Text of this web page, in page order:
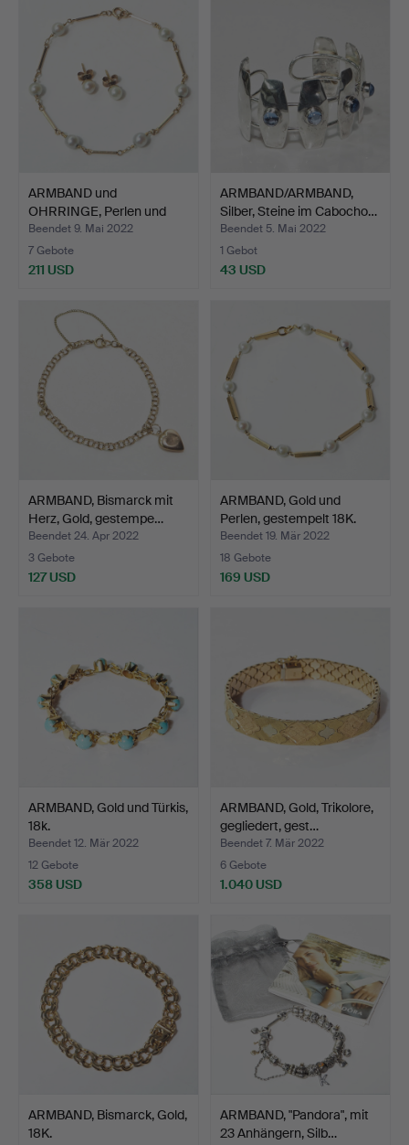
ARMBAND und
OHRRINGE, Perlen und
Gold, ges…
Beendet 9. Mai 2022
7 Gebote
211 USD
ARMBAND/ARMBAND,
Silber, Steine im Cabocho…
Beendet 5. Mai 2022
1 Gebot
43 USD
ARMBAND, Bismarck mit
Herz, Gold, gestempe…
Beendet 24. Apr 2022
3 Gebote
127 USD
ARMBAND, Gold und
Perlen, gestempelt 18K.
Beendet 19. Mär 2022
18 Gebote
169 USD
ARMBAND, Gold und Türkis,
18k.
Beendet 12. Mär 2022
12 Gebote
358 USD
ARMBAND, Gold, Trikolore,
gegliedert, gest…
Beendet 7. Mär 2022
6 Gebote
1.040 USD
ARMBAND, Bismarck, Gold,
18K.
ARMBAND, "Pandora", mit
23 Anhängern, Silb…